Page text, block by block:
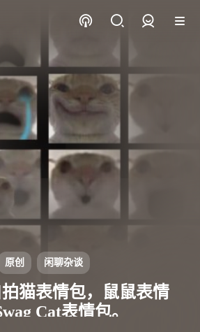
原创 闲聊杂谈
猫表情包，鼠鼠表情
Cat表情包。